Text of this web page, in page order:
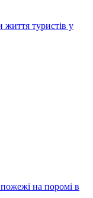
туристів у
на поромі в